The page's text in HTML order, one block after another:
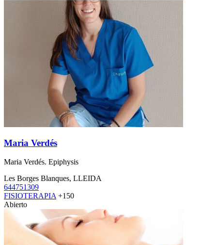
Maria Verdés
Maria Verdés. Epiphysis
Les Borges Blanques, LLEIDA
644751309
FISIOTERAPIA +150
Abierto